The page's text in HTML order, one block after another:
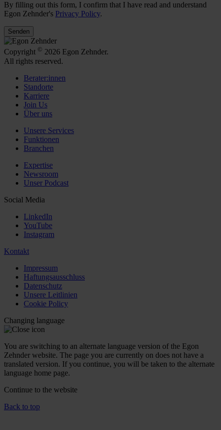
By filling out this form, I confirm that I have read and understand
Egon Zehnder's Privacy Policy.
Senden
Copyright © 2026 Egon Zehnder.
All rights reserved.
Berater:innen
Standorte
Karriere
Join Us
Über uns
Unsere Services
Funktionen
Branchen
Expertise
Newsroom
Unser Podcast
Social Media
LinkedIn
YouTube
Instagram
Kontakt
Impressum
Haftungsausschluss
Datenschutz
Unsere Leitlinien
Cookie Policy
Changing language
You are switching to an alternate language version of the Egon
Zehnder website. The page you are currently on does not have a
translated version. If you continue, you will be taken to the alternate
language home page.
Continue to the website
Back to top